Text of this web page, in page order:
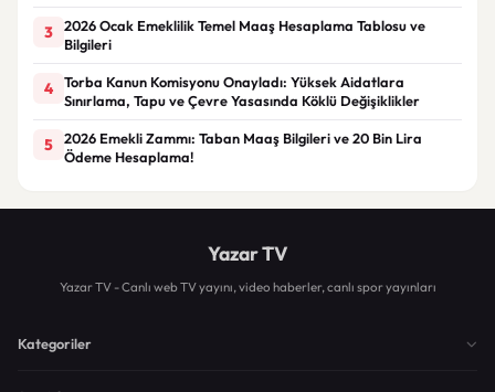
3
2026 Ocak Emeklilik Temel Maaş Hesaplama Tablosu ve
Bilgileri
4
Torba Kanun Komisyonu Onayladı: Yüksek Aidatlara
Sınırlama, Tapu ve Çevre Yasasında Köklü Değişiklikler
5
2026 Emekli Zammı: Taban Maaş Bilgileri ve 20 Bin Lira
Ödeme Hesaplama!
Yazar TV
Yazar TV - Canlı web TV yayını, video haberler, canlı spor yayınları
Kategoriler